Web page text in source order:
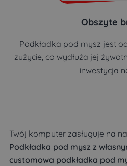
Obszyte
Podkładka pod mysz jest
zużycie, co wydłuża jej
inwestycja
Twój komputer zasługuje na
Podkładka pod mysz z
customowa podkładka pod